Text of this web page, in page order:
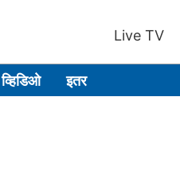
Live TV
व्हिडिओ इतर